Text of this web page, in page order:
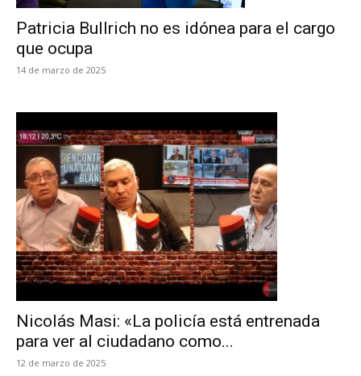
Patricia Bullrich no es idónea para el cargo
que ocupa
14 de marzo de 2025
Nicolás Masi: «La policía está entrenada
para ver al ciudadano como...
12 de marzo de 2025